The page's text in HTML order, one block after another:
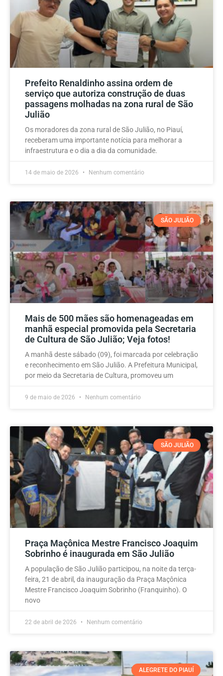
Prefeito Renaldinho assina ordem de
serviço que autoriza construção de duas
passagens molhadas na zona rural de São
Julião
Os moradores da zona rural de São Julião, no Piauí,
receberam uma importante notícia para melhorar a
infraestrutura e o dia a dia da comunidade.
14 de maio de 2026 Nenhum comentário
SÃO JULIÃO
Mais de 500 mães são homenageadas em
manhã especial promovida pela Secretaria
de Cultura de São Julião; Veja fotos!
A manhã deste sábado (09), foi marcada por celebração
e reconhecimento em São Julião. A Prefeitura Municipal,
por meio da Secretaria de Cultura, promoveu um
9 de maio de 2026 Nenhum comentário
SÃO JULIÃO
Praça Maçônica Mestre Francisco Joaquim
Sobrinho é inaugurada em São Julião
A população de São Julião participou, na noite da terça-
feira, 21 de abril, da inauguração da Praça Maçônica
Mestre Francisco Joaquim Sobrinho (Franquinho). O
novo
22 de abril de 2026 Nenhum comentário
ALEGRETE DO PIAUÍ